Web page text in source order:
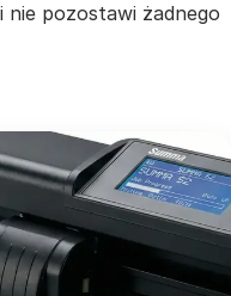
nie pozostawi żadnego